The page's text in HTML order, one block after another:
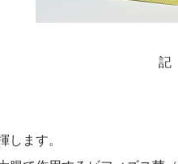
記
します。